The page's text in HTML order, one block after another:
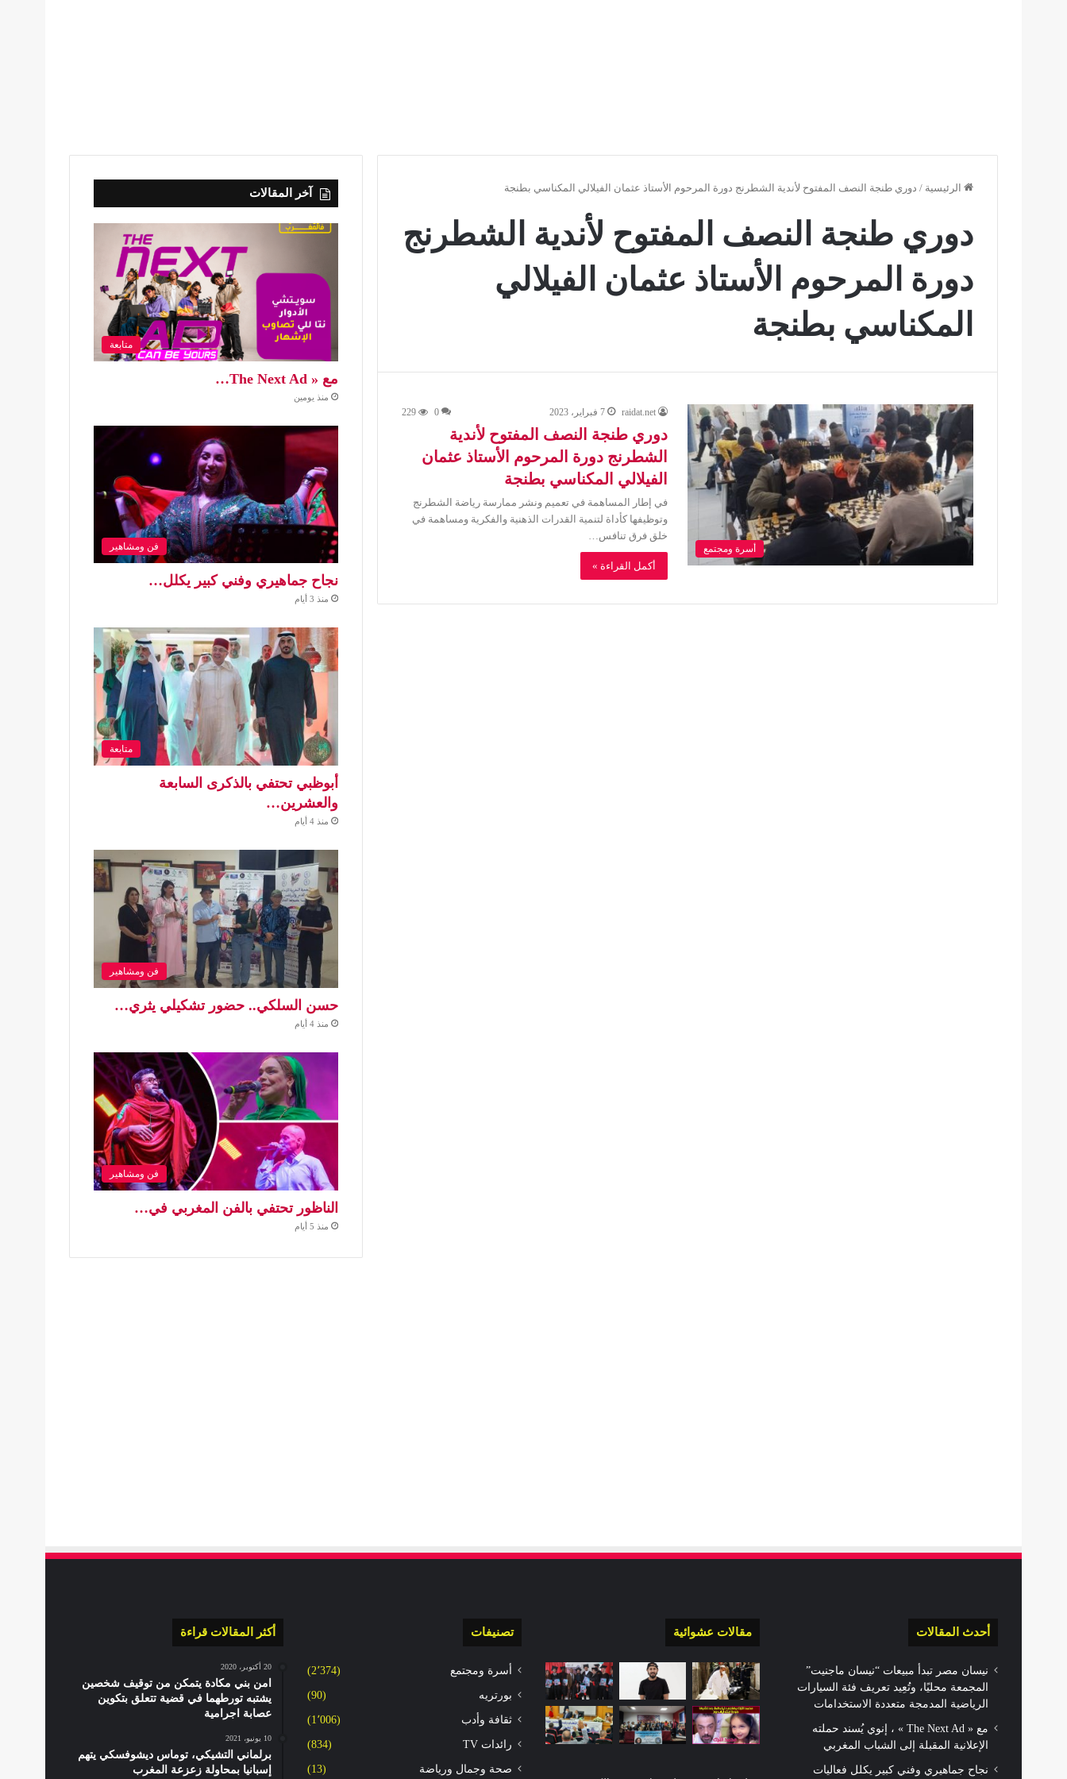
الرئيسية / دوري طنجة النصف المفتوح لأندية الشطرنج دورة المرحوم الأستاذ عثمان الفيلالي المكناسي بطنجة
دوري طنجة النصف المفتوح لأندية الشطرنج
دورة المرحوم الأستاذ عثمان الفيلالي
المكناسي بطنجة
أسرة ومجتمع
raidat.net 7 فبراير، 2023 0
229
دوري طنجة النصف المفتوح لأندية
الشطرنج دورة المرحوم الأستاذ عثمان
الفيلالي المكناسي بطنجة
في إطار المساهمة في تعميم ونشر ممارسة رياضة الشطرنج
وتوظيفها كأداة لتنمية القدرات الذهنية والفكرية ومساهمة في
خلق فرق تنافس…
أكمل القراءة »
آخر المقالات
متابعة
مع « The Next Ad…
منذ يومين
فن ومشاهير
نجاح جماهيري وفني كبير يكلل…
منذ 3 أيام
متابعة
أبوظبي تحتفي بالذكرى السابعة
والعشرين…
منذ 4 أيام
فن ومشاهير
حسن السلكي.. حضور تشكيلي يثري…
منذ 4 أيام
فن ومشاهير
الناظور تحتفي بالفن المغربي في…
منذ 5 أيام
أحدث المقالات
نيسان مصر تبدأ مبيعات “نيسان ماجنيت”
المجمعة محليًا، وتُعِيد تعريف فئة السيارات
الرياضية المدمجة متعددة الاستخدامات
مع « The Next Ad » ، إنوي يُسند حملته
الإعلانية المقبلة إلى الشباب المغربي
نجاح جماهيري وفني كبير يكلل فعاليات
مقالات عشوائية تصنيفات
أسرة ومجتمع (2٬374)
بورتريه (90)
ثقافة وأدب (1٬006)
رائدات TV (834)
صحة وجمال ورياضة (13)
أكثر المقالات قراءة
20 أكتوبر، 2020
امن بني مكادة يتمكن من توقيف شخصين
يشتبه تورطهما في قضية تتعلق بتكوين
عصابة اجرامية
10 يونيو، 2021
برلماني التشيكي، توماس ديشوفسكي يتهم
إسبانيا بمحاولة زعزعة المغرب